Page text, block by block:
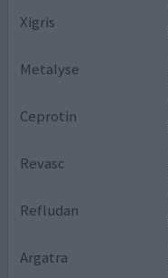
Xigris
Metalyse
Ceprotin
Revasc
Refludan
Argatra